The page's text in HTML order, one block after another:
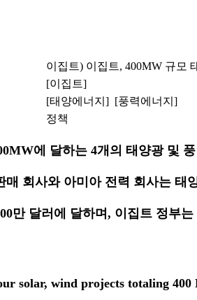
이집트) 이집트, 400MW 규모
[이집트]
[태양에너지] [풍력에너지]
정책
에 달하는 4개의 태양광 및
매 회사와 아미아 전력 회사는
만 달러에 달하며, 이집트 정부
solar, wind projects totaling 400